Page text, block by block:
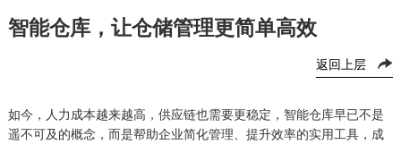
讯
方
系
式
智能仓库，让仓储管理更简单高效
返回上层
如今，人力成本越来越高，供应链也需要更稳定，智能仓库早已不是
遥不可及的概念，而是帮助企业简化管理、提升效率的实用工具，成